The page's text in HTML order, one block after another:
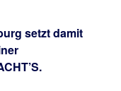
setzt damit